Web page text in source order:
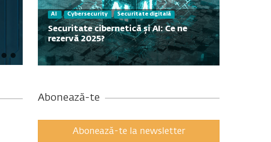
AI Cybersecurity Securitate digitală
Securitate cibernetică și AI: Ce ne
rezervă 2025?
Abonează-te
Abonează-te la newsletter